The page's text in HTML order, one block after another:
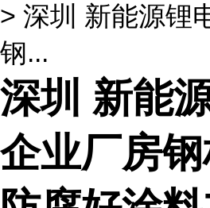
> 深圳 新能源锂
钢...
深圳 新能
企业厂房